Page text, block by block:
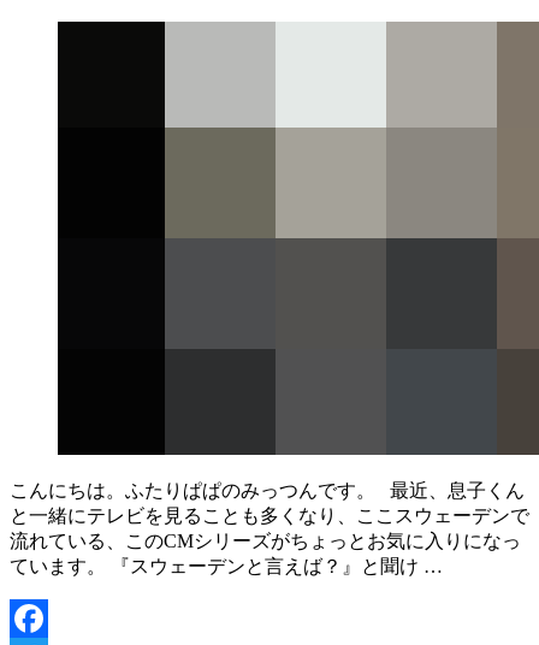
こんにちは。ふたりぱぱのみっつんです。 最近、息子くん
と一緒にテレビを見ることも多くなり、ここスウェーデンで
流れている、このCMシリーズがちょっとお気に入りになっ
ています。 『スウェーデンと言えば？』と聞け …